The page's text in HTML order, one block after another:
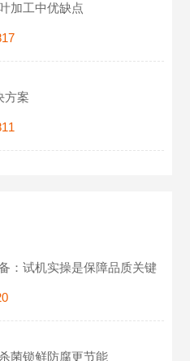
加工中优缺点
方案
：试机实操是保障品质关键
菌锁鲜防腐更节能